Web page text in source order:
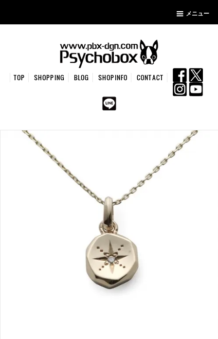
メニュー
TOP SHOPPING BLOG SHOPINFO CONTACT